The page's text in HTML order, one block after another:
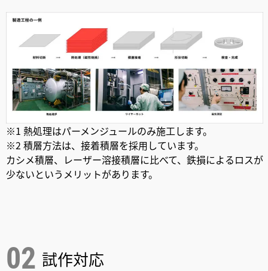
※1 熱処理はパーメンジュールのみ施工します。
※2 積層方法は、接着積層を採用しています。
カシメ積層、レーザー溶接積層に比べて、鉄損によるロスが
少ないというメリットがあります。
試作対応